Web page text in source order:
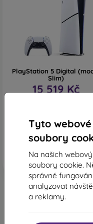
Tyto
soubory
Na našich
soubory cookie.
správné
analyzovat
a reklamy.
PlayStation 5 Digital
Slim)
15 519 Kč